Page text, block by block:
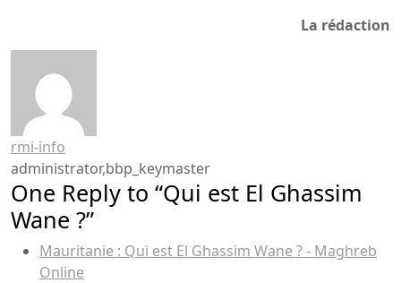
La rédaction
rmi-info
administrator,bbp_keymaster
One Reply to “Qui est El Ghassim
Wane ?”
Mauritanie : Qui est El Ghassim Wane ? - Maghreb
Online